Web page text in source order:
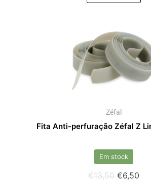
Zéfal
Fita Anti-perfuração Zéfal Z
Em stock
€13,50 €6,50